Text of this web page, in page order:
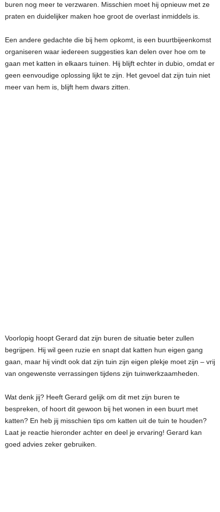
buren nog meer te verzwaren. Misschien moet hij opnieuw met ze
praten en duidelijker maken hoe groot de overlast inmiddels is.
Een andere gedachte die bij hem opkomt, is een buurtbijeenkomst
organiseren waar iedereen suggesties kan delen over hoe om te
gaan met katten in elkaars tuinen. Hij blijft echter in dubio, omdat er
geen eenvoudige oplossing lijkt te zijn. Het gevoel dat zijn tuin niet
meer van hem is, blijft hem dwars zitten.
Voorlopig hoopt Gerard dat zijn buren de situatie beter zullen
begrijpen. Hij wil geen ruzie en snapt dat katten hun eigen gang
gaan, maar hij vindt ook dat zijn tuin zijn eigen plekje moet zijn – vrij
van ongewenste verrassingen tijdens zijn tuinwerkzaamheden.
Wat denk jij? Heeft Gerard gelijk om dit met zijn buren te
bespreken, of hoort dit gewoon bij het wonen in een buurt met
katten? En heb jij misschien tips om katten uit de tuin te houden?
Laat je reactie hieronder achter en deel je ervaring! Gerard kan
goed advies zeker gebruiken.